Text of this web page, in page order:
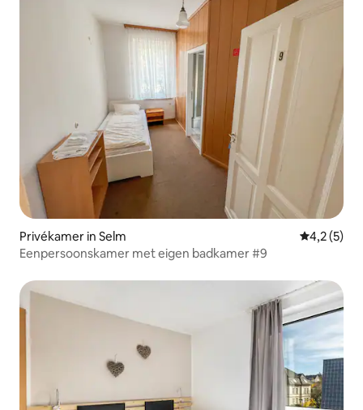
Privékamer in Selm
4,2 (5)
Eenpersoonskamer met eigen badkamer #9